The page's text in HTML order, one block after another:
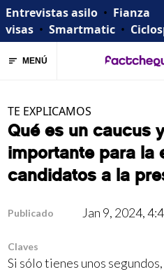
Entrevistas asilo • Fianza
visas • Smartmatic •
MENÚ
TE EXPLICAMOS
Qué es un caucus
importante para la
candidatos a la
Publicado Jan 9, 2024,
Claves
Si sólo tienes unos